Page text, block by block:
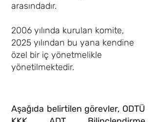
arasındadır.
2006 yılında kurulan komite,
2025 yılından bu yana kendine
özel bir iç yönetmelikle
yönetilmektedir.
Aşağıda belirtilen görevler, ODTÜ